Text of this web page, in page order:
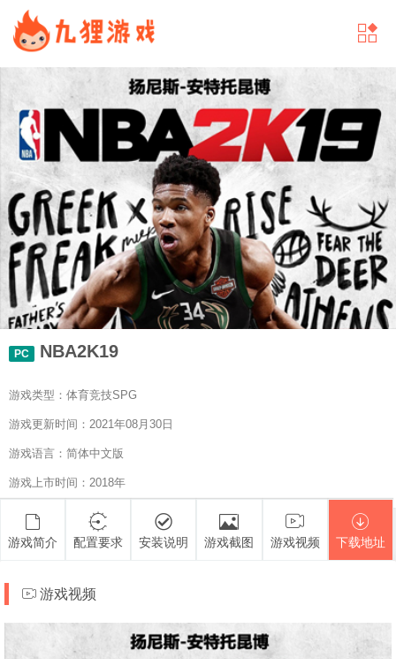
PC NBA2K19
游戏类型：体育竞技SPG
游戏更新时间：2021年08月30日
游戏语言：简体中文版
游戏上市时间：2018年
游戏简介 配置要求 安装说明 游戏截图 游戏视频 下载地址
游戏视频